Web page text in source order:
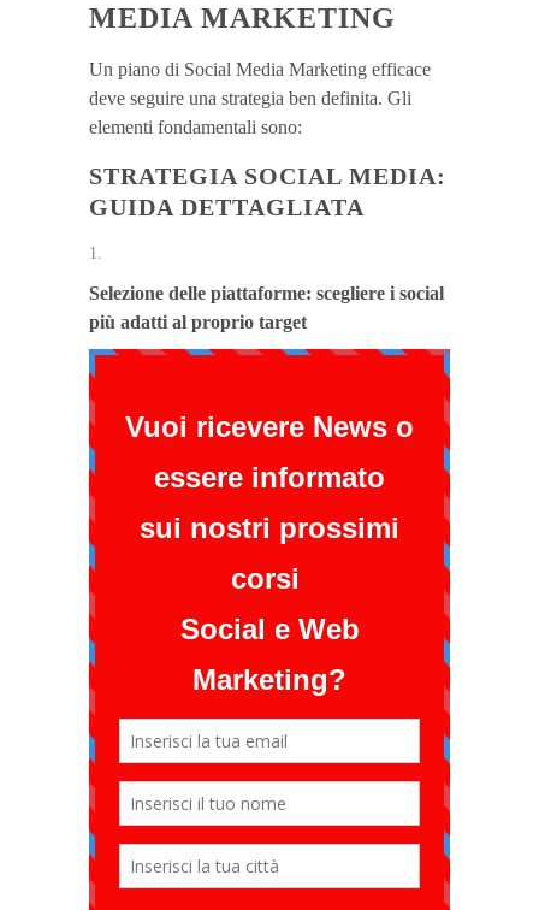
MEDIA MARKETING
Un piano di Social Media Marketing efficace
deve seguire una strategia ben definita. Gli
elementi fondamentali sono:
STRATEGIA SOCIAL MEDIA:
GUIDA DETTAGLIATA
Selezione delle piattaforme: scegliere i social
più adatti al proprio target